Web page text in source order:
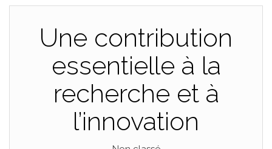
Une contribution
essentielle à la
recherche et à
l’innovation